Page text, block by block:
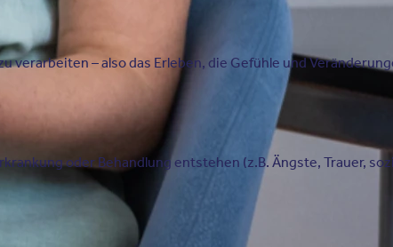
verarbeiten – also das Erleben, die Gefühle und
oder Behandlung entstehen (z.B. Ängste, Trauer,